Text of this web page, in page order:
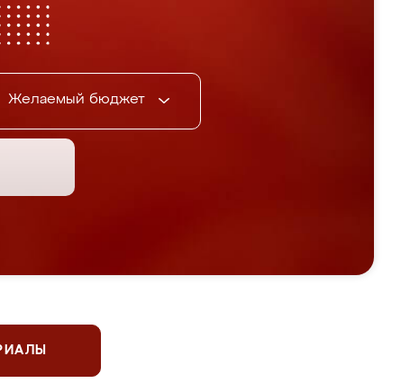
Желаемый бюджет